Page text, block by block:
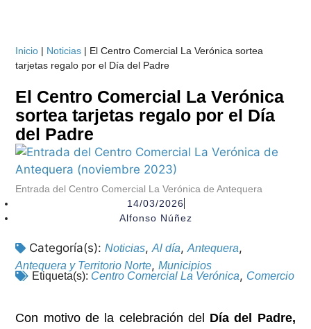
Inicio | Noticias | El Centro Comercial La Verónica sortea
tarjetas regalo por el Día del Padre
El Centro Comercial La Verónica
sortea tarjetas regalo por el Día
del Padre
Entrada del Centro Comercial La Verónica de Antequera
14/03/2026
Alfonso Núñez
Categoría(s):Noticias, Al día, Antequera,
Antequera y Territorio Norte, Municipios
Etiqueta(s): Centro Comercial La Verónica, Comercio
Con motivo de la celebración del Día del Padre,